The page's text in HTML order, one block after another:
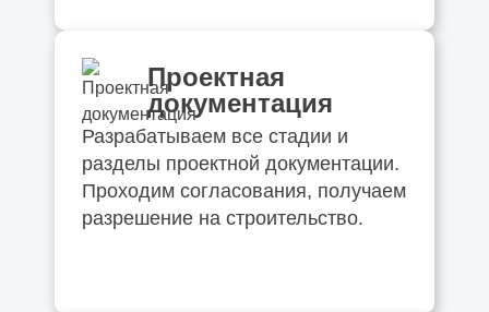
Проектная
документация
Разрабатываем все стадии и
разделы проектной документации.
Проходим согласования, получаем
разрешение на строительство.